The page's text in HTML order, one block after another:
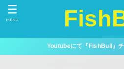
MENU
Youtubeにて『FishBull』チ